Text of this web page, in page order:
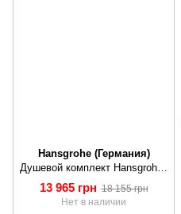
Hansgrohe (Германия)
Душевой комплект Hansgrohe Crometta 100 27031400
13 965 грн 18 155 грн
Нет в наличии